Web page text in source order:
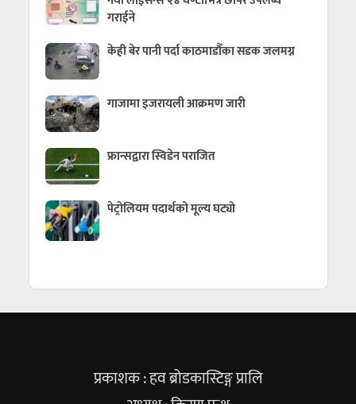
गराईने
केही बेर पानी पर्दा काठमाडौँका सडक जलमग्न
गाजामा इजरायली आक्रमण जारी
फ्रान्सद्वारा स्विडेन पराजित
पेट्रोलियम पदार्थको मूल्य घट्यो
प्रकाशक : हव ब्रोडकास्टिङ्ग प्रालि